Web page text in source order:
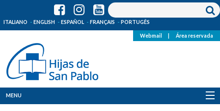
ITALIANO ENGLISH ESPAÑOL FRANÇAIS PORTUGÊS
Webmail Área reservada
MENU